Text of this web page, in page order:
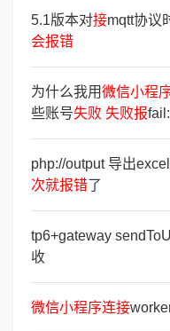
5.1版本对接mqtt协议
会报错
为什么我用微信小程
些账号失败 失败报
php://output 导出excel
次就报错了
tp6+gateway
收
微信小程序连接